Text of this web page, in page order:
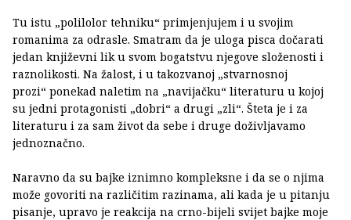
Tu istu „polilolor tehniku“ primjenjujem i u svojim
romanima za odrasle. Smatram da je uloga pisca dočarati
jedan književni lik u svom bogatstvu njegove složenosti i
raznolikosti. Na žalost, i u takozvanoj „stvarnosnoj
prozi“ ponekad naletim na „navijačku“ literaturu u kojoj
su jedni protagonisti „dobri“ a drugi „zli“. Šteta je i za
literaturu i za sam život da sebe i druge doživljavamo
jednoznačno.
Naravno da su bajke iznimno kompleksne i da se o njima
može govoriti na različitim razinama, ali kada je u pitanju
pisanje, upravo je reakcija na crno-bijeli svijet bajke moje